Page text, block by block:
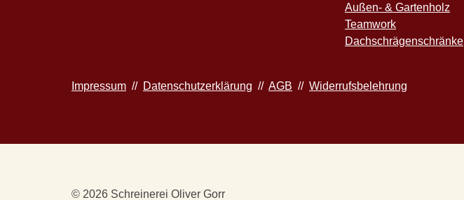
Außen- & Gartenholz
Teamwork
Dachschrägenschränke
Impressum // Datenschutzerklärung // AGB // Widerrufsbelehrung
© 2026 Schreinerei Oliver Gorr